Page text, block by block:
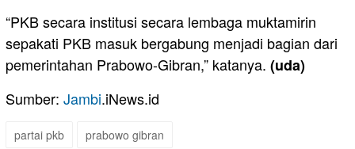
“PKB secara institusi secara lembaga muktamirin
sepakati PKB masuk bergabung menjadi bagian dari
pemerintahan Prabowo-Gibran,” katanya. (uda)
Sumber: Jambi.iNews.id
partai pkb prabowo gibran